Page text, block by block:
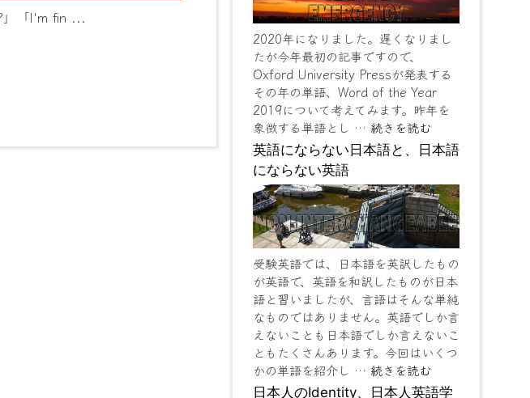
」「I'm fin ...
2020年になりました。遅くなりまし
たが今年最初の記事ですので、
Oxford University Pressが発表する
その年の単語、Word of the Year
2019について考えてみます。昨年を
象徴する単語とし … 続きを読む
英語にならない日本語と、日本語
にならない英語
受験英語では、日本語を英訳したもの
が英語で、英語を和訳したものが日本
語と習いましたが、言語はそんな単純
なものではありません。英語でしか言
えないことも日本語でしか言えないこ
ともたくさんあります。今回はいくつ
かの単語を紹介し … 続きを読む
日本人のIdentity、日本人英語学